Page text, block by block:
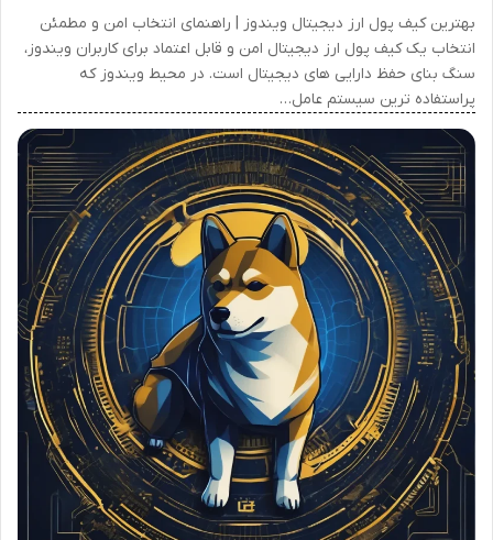
بهترین کیف پول ارز دیجیتال ویندوز | راهنمای انتخاب امن و مطمئن
انتخاب یک کیف پول ارز دیجیتال امن و قابل اعتماد برای کاربران ویندوز،
سنگ بنای حفظ دارایی های دیجیتال است. در محیط ویندوز که
پراستفاده ترین سیستم عامل…